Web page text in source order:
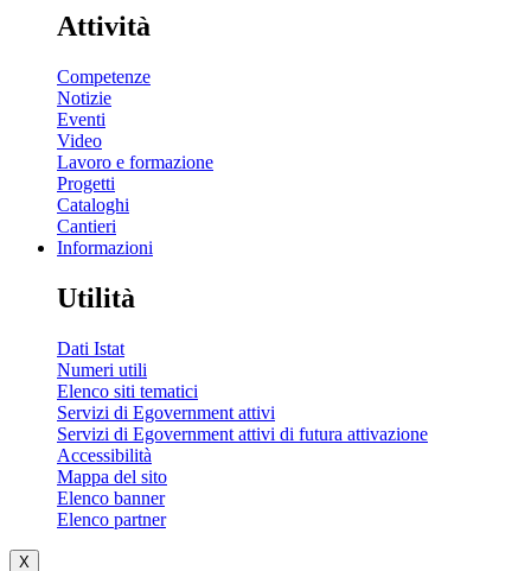
Attività
Competenze
Notizie
Eventi
Video
Lavoro e formazione
Progetti
Cataloghi
Cantieri
Informazioni
Utilità
Dati Istat
Numeri utili
Elenco siti tematici
Servizi di Egovernment attivi
Servizi di Egovernment attivi di futura attivazione
Accessibilità
Mappa del sito
Elenco banner
Elenco partner
X